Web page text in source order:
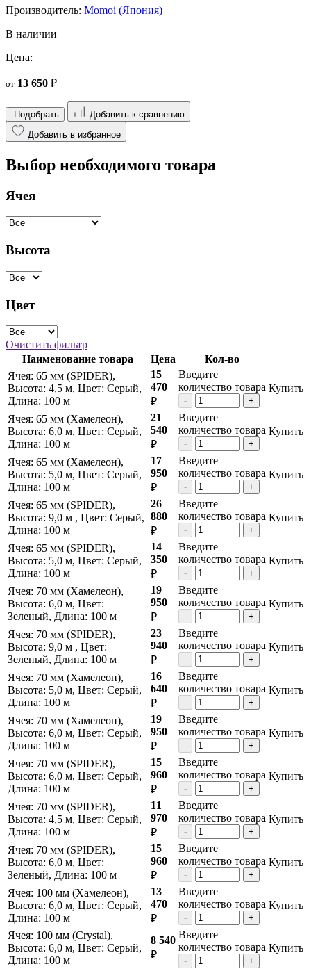
Производитель: Momoi (Япония)
В наличии
Цена:
от 13 650 ₽
Подобрать
Добавить к сравнению
Добавить в избранное
Выбор необходимого товара
Ячея
Высота
Цвет
Очистить фильтр
Наименование товара
Цена
Кол-во
Ячея: 65 мм (SPIDER),
Высота: 4,5 м, Цвет: Серый,
Длина: 100 м
15
470
₽
Введите
количество товара
- +
Купить
Ячея: 65 мм (Хамелеон),
Высота: 6,0 м, Цвет: Серый,
Длина: 100 м
21
540
₽
Введите
количество товара
- +
Купить
Ячея: 65 мм (Хамелеон),
Высота: 5,0 м, Цвет: Серый,
Длина: 100 м
17
950
₽
Введите
количество товара
- +
Купить
Ячея: 65 мм (SPIDER),
Высота: 9,0 м , Цвет: Серый,
Длина: 100 м
26
880
₽
Введите
количество товара
- +
Купить
Ячея: 65 мм (SPIDER),
Высота: 5,0 м, Цвет: Серый,
Длина: 100 м
14
350
₽
Введите
количество товара
- +
Купить
Ячея: 70 мм (Хамелеон),
Высота: 6,0 м, Цвет:
Зеленый, Длина: 100 м
19
950
₽
Введите
количество товара
- +
Купить
Ячея: 70 мм (SPIDER),
Высота: 9,0 м , Цвет:
Зеленый, Длина: 100 м
23
940
₽
Введите
количество товара
- +
Купить
Ячея: 70 мм (Хамелеон),
Высота: 5,0 м, Цвет: Серый,
Длина: 100 м
16
640
₽
Введите
количество товара
- +
Купить
Ячея: 70 мм (Хамелеон),
Высота: 6,0 м, Цвет: Серый,
Длина: 100 м
19
950
₽
Введите
количество товара
- +
Купить
Ячея: 70 мм (SPIDER),
Высота: 6,0 м, Цвет: Серый,
Длина: 100 м
15
960
₽
Введите
количество товара
- +
Купить
Ячея: 70 мм (SPIDER),
Высота: 4,5 м, Цвет: Серый,
Длина: 100 м
11
970
₽
Введите
количество товара
- +
Купить
Ячея: 70 мм (SPIDER),
Высота: 6,0 м, Цвет:
Зеленый, Длина: 100 м
15
960
₽
Введите
количество товара
- +
Купить
Ячея: 100 мм (Хамелеон),
Высота: 6,0 м, Цвет: Серый,
Длина: 100 м
13
470
₽
Введите
количество товара
- +
Купить
Ячея: 100 мм (Crystal),
Высота: 6,0 м, Цвет: Серый,
Длина: 100 м
8 540
₽
Введите
количество товара
- +
Купить